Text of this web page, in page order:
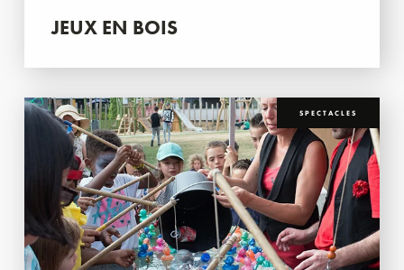
JEUX EN BOIS
SPECTACLES